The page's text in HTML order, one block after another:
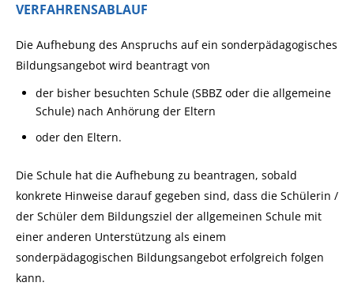
VERFAHRENSABLAUF
Die Aufhebung des Anspruchs auf ein sonderpädagogisches
Bildungsangebot wird beantragt von
der bisher besuchten Schule (SBBZ oder die allgemeine
Schule) nach Anhörung der Eltern
oder den Eltern.
Die Schule hat die Aufhebung zu beantragen, sobald
konkrete Hinweise darauf gegeben sind, dass die Schülerin /
der Schüler dem Bildungsziel der allgemeinen Schule mit
einer anderen Unterstützung als einem
sonderpädagogischen Bildungsangebot erfolgreich folgen
kann.